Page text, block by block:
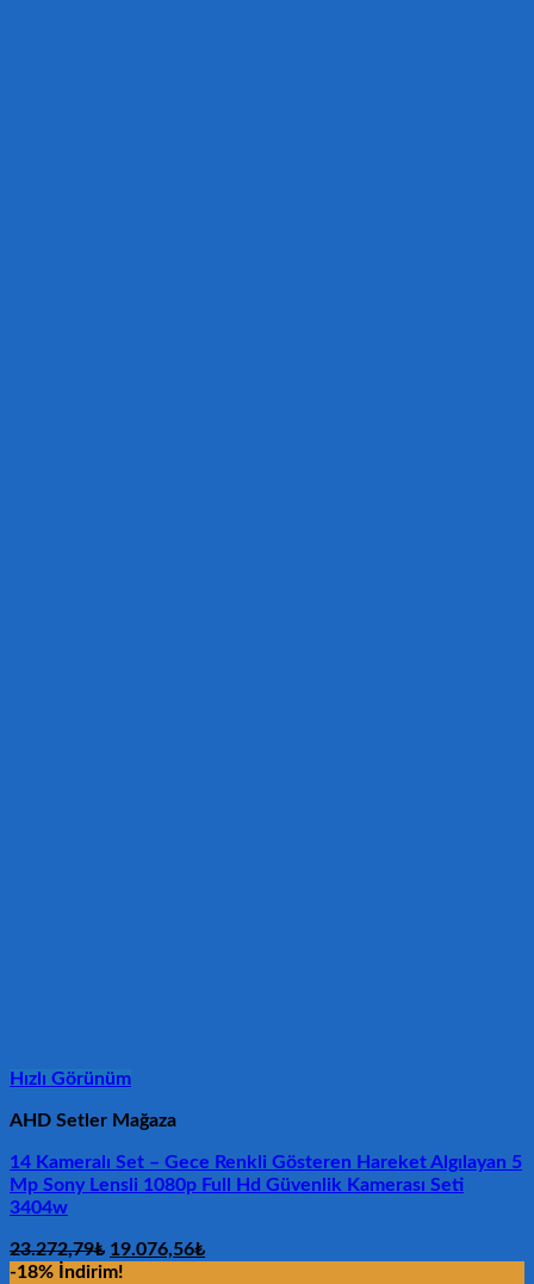
Hızlı Görünüm
AHD Setler Mağaza
14 Kameralı Set – Gece Renkli Gösteren Hareket Algılayan 5
Mp Sony Lensli 1080p Full Hd Güvenlik Kamerası Seti
3404w
23.272,79₺ Orijinal
fiyat:
19.076,56₺Şu
-18% İndirim!